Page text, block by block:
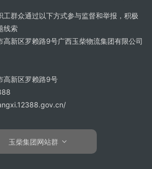
工群众通过以下方式参与监督和举报，积极
线索
高新区罗赖路9号广西玉柴物流集团有限公司
高新区罗赖路9号
玉柴集团网站群